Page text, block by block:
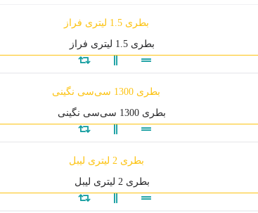
بطری 1.5 لیتری فراز
بطری 1300 سی‌سی نگینی
بطری 2 لیتری لیبل